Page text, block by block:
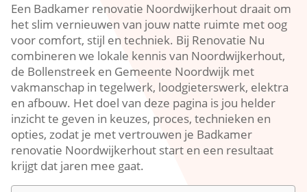
Een Badkamer renovatie Noordwijkerhout draait om
het slim vernieuwen van jouw natte ruimte met oog
voor comfort, stijl en techniek.​ Bij Renovatie Nu
combineren we lokale kennis van Noordwijkerhout,
de Bollenstreek en Gemeente Noordwijk met
vakmanschap in tegelwerk, loodgieterswerk, elektra
en afbouw.​ Het doel van deze pagina is jou helder
inzicht te geven in keuzes, proces, technieken en
opties, zodat je met vertrouwen je Badkamer
renovatie Noordwijkerhout start en een resultaat
krijgt dat jaren mee gaat.​